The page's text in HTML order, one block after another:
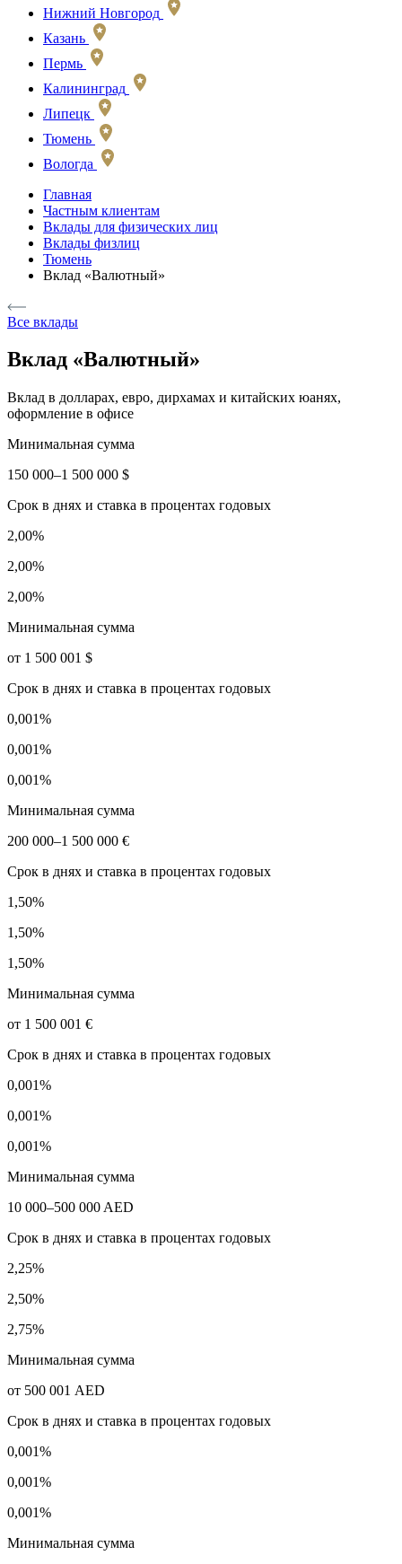
Нижний Новгород
Казань
Пермь
Калининград
Липецк
Тюмень
Вологда
Главная
Частным клиентам
Вклады для физических лиц
Вклады физлиц
Тюмень
Вклад «Валютный»
Все вклады
Вклад «Валютный»
Вклад в долларах, евро, дирхамах и китайских юанях,
оформление в офисе
Минимальная сумма
150 000–1 500 000 $
Срок в днях и ставка в процентах годовых
2,00%
2,00%
2,00%
Минимальная сумма
от 1 500 001 $
Срок в днях и ставка в процентах годовых
0,001%
0,001%
0,001%
Минимальная сумма
200 000–1 500 000 €
Срок в днях и ставка в процентах годовых
1,50%
1,50%
1,50%
Минимальная сумма
от 1 500 001 €
Срок в днях и ставка в процентах годовых
0,001%
0,001%
0,001%
Минимальная сумма
10 000–500 000 AED
Срок в днях и ставка в процентах годовых
2,25%
2,50%
2,75%
Минимальная сумма
от 500 001 AED
Срок в днях и ставка в процентах годовых
0,001%
0,001%
0,001%
Минимальная сумма